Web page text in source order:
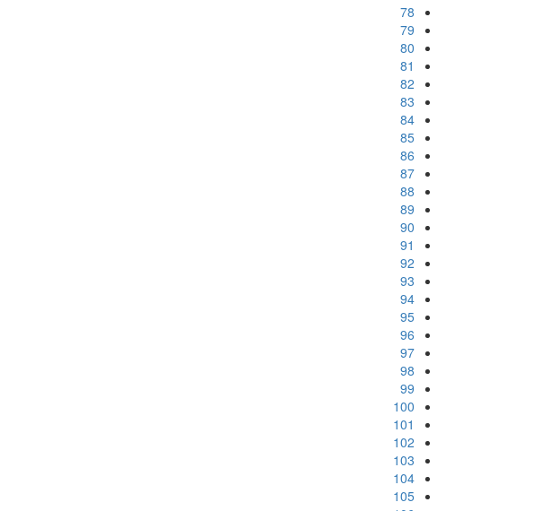
78
79
80
81
82
83
84
85
86
87
88
89
90
91
92
93
94
95
96
97
98
99
100
101
102
103
104
105